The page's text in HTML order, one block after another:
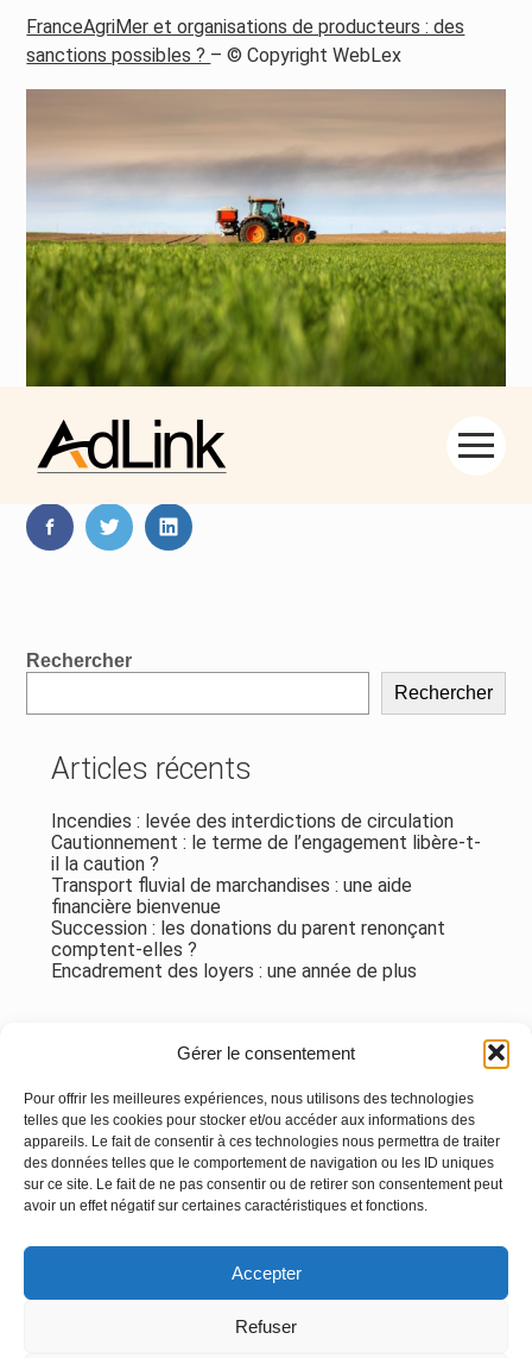
Gérer le consentement
Pour offrir les meilleures expériences, nous utilisons des technologies
telles que les cookies pour stocker et/ou accéder aux informations des
appareils. Le fait de consentir à ces technologies nous permettra de traiter
des données telles que le comportement de navigation ou les ID uniques
sur ce site. Le fait de ne pas consentir ou de retirer son consentement peut
avoir un effet négatif sur certaines caractéristiques et fonctions.
Accepter
Refuser
Aller
au
FranceAgriMer et organisations de producteurs : des
sanctions possibles ? – © Copyright WebLex
Partager :
FaceBookTwitterLinkedIn
Blog
Rechercher
Rechercher
Articles récents
Incendies : levée des interdictions de circulation
Cautionnement : le terme de l’engagement libère-t-
il la caution ?
Transport fluvial de marchandises : une aide
financière bienvenue
Succession : les donations du parent renonçant
comptent-elles ?
Encadrement des loyers : une année de plus
Aucun commentaire à afficher.
Principale
Linkedin Instagram